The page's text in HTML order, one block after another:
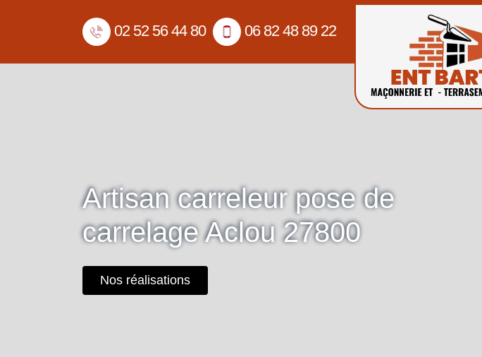
02 52 56 44 80 06 82 48 89 22
Artisan carreleur pose de
carrelage Aclou 27800
Nos réalisations